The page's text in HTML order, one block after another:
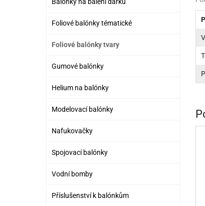
Foliové balónky tématické
Foliové balónky tvary
Gumové balónky
Helium na balónky
Modelovací balónky
Nafukovačky
Spojovací balónky
Vodní bomby
Příslušenství k balónkům